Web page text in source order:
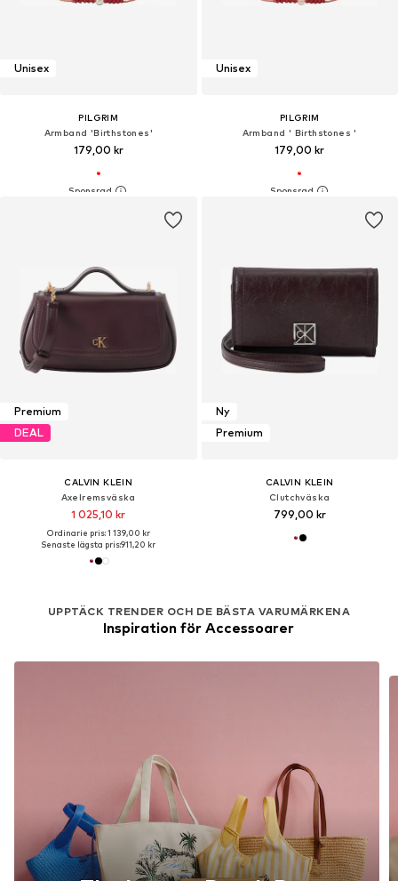
Unisex
PILGRIM
Armband 'Birthstones'
179,00 kr
Unisex
PILGRIM
Armband ' Birthstones '
179,00 kr
Premium
DEAL
CALVIN KLEIN
Axelremsväska
1 025,10 kr
Ordinarie pris: 1 139,00 kr
Senaste lägsta pris:911,20 kr
UPPTÄCK TRENDER OCH DE BÄSTA VARUMÄRKENA
Inspiration för Accessoarer
Ny
Premium
CALVIN KLEIN
Clutchväska
799,00 kr